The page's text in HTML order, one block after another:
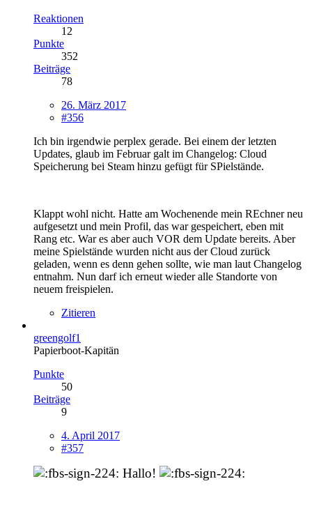
Reaktionen
12
Punkte
352
Beiträge
78
26. März 2017
#356
Ich bin irgendwie perplex gerade. Bei einem der letzten
Updates, glaub im Februar galt im Changelog: Cloud
Speicherung bei Steam hinzu gefügt für SPielstände.
Klappt wohl nicht. Hatte am Wochenende mein REchner neu
aufgesetzt und mein Profil, das war gespeichert, eben mit
Rang etc. War es aber auch VOR dem Update bereits. Aber
meine Spielstände wurden nicht aus der Cloud zurück
geladen, wenn es denn gehen sollte, wie man laut Changelog
entnahm. Nun darf ich erneut wieder alle Standorte von
neuem freispielen.
Zitieren
greengolf1
Papierboot-Kapitän
Punkte
50
Beiträge
9
4. April 2017
#357
Hallo!